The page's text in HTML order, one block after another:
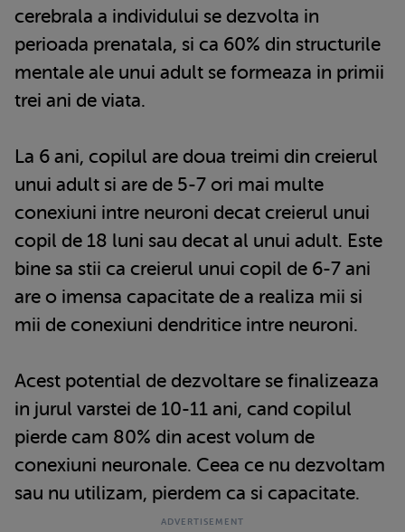
cerebrala a individului se dezvolta in
perioada prenatala, si ca 60% din structurile
mentale ale unui adult se formeaza in primii
trei ani de viata.
La 6 ani, copilul are doua treimi din creierul
unui adult si are de 5-7 ori mai multe
conexiuni intre neuroni decat creierul unui
copil de 18 luni sau decat al unui adult. Este
bine sa stii ca creierul unui copil de 6-7 ani
are o imensa capacitate de a realiza mii si
mii de conexiuni dendritice intre neuroni.
Acest potential de dezvoltare se finalizeaza
in jurul varstei de 10-11 ani, cand copilul
pierde cam 80% din acest volum de
conexiuni neuronale. Ceea ce nu dezvoltam
sau nu utilizam, pierdem ca si capacitate.